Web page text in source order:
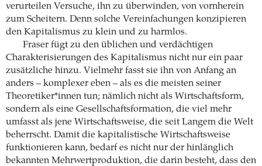
verurteilen Versuche, ihn zu überwinden, von vornherein
zum Scheitern. Denn solche Vereinfachungen konzipieren
den Kapitalismus zu klein und zu harmlos.
Fraser fügt zu den üblichen und verdächtigen
Charakterisierungen des Kapitalismus nicht nur ein paar
zusätzliche hinzu. Vielmehr fasst sie ihn von Anfang an
anders – komplexer eben – als es die meisten seiner
Theoretiker*innen tun; nämlich nicht als Wirtschaftsform,
sondern als eine Gesellschaftsformation, die viel mehr
umfasst als jene Wirtschaftsweise, die seit Langem die Welt
beherrscht. Damit die kapitalistische Wirtschaftsweise
funktionieren kann, bedarf es nicht nur der hinlänglich
bekannten Mehrwertproduktion, die darin besteht, dass den